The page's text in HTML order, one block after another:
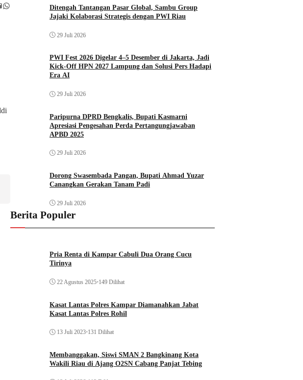
WhatsApp
Ditengah Tantangan Pasar Global, Sambu Group
Jajaki Kolaborasi Strategis dengan PWI Riau
29 Juli 2026
PWI Fest 2026 Digelar 4–5 Desember di Jakarta, Jadi
Kick-Off HPN 2027 Lampung dan Solusi Pers Hadapi
Era AI
29 Juli 2026
Paripurna DPRD Bengkalis, Bupati Kasmarni
Apresiasi Pengesahan Perda Pertangungjawaban
APBD 2025
29 Juli 2026
Dorong Swasembada Pangan, Bupati Ahmad Yuzar
Canangkan Gerakan Tanam Padi
29 Juli 2026
Berita Populer
Pria Renta di Kampar Cabuli Dua Orang Cucu
Tirinya
22 Agustus 2025•149 Dilihat
Kasat Lantas Polres Kampar Diamanahkan Jabat
Kasat Lantas Polres Rohil
13 Juli 2023•131 Dilihat
Membanggakan, Siswi SMAN 2 Bangkinang Kota
Wakili Riau di Ajang O2SN Cabang Panjat Tebing